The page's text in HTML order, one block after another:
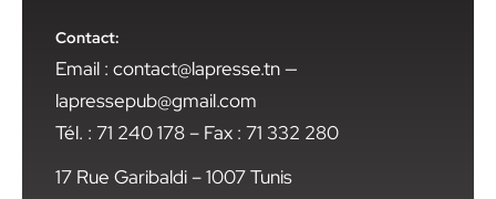
Contact:
Email : contact@lapresse.tn —
lapressepub@gmail.com
Tél. : 71 240 178 – Fax : 71 332 280
17 Rue Garibaldi – 1007 Tunis